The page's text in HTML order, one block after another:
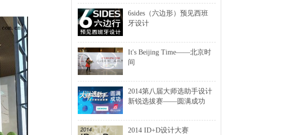
6sides（六边形）预见西班
牙设计
It's Beijing Time——北京时
间
2014第八届大师选助手设计
新锐选拔赛——圆满成功
2014 ID+D设计大赛